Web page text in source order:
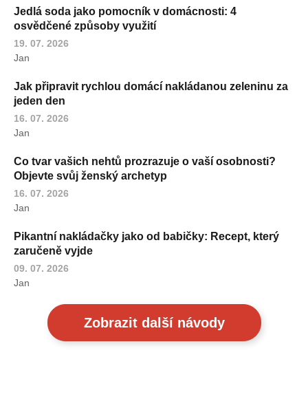
Jedlá soda jako pomocník v domácnosti: 4
osvědčené způsoby využití
19. 07. 2026
Jan
Jak připravit rychlou domácí nakládanou zeleninu za
jeden den
16. 07. 2026
Jan
Co tvar vašich nehtů prozrazuje o vaší osobnosti?
Objevte svůj ženský archetyp
16. 07. 2026
Jan
Pikantní nakládačky jako od babičky: Recept, který
zaručeně vyjde
09. 07. 2026
Jan
Zobrazit další návody